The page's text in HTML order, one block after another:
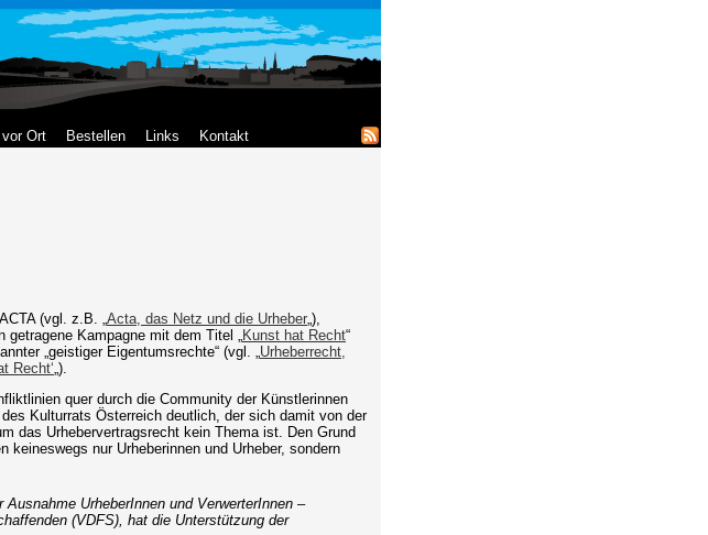
Ort Bestellen Links Kontakt
(vgl. z.B. „Acta, das Netz und die Urheber„),
getragene Kampagne mit dem Titel „Kunst hat Recht“
„geistiger Eigentumsrechte“ (vgl. „Urheberrecht,
Recht‘„).
quer durch die Community der Künstlerinnen
Kulturrats Österreich deutlich, der sich damit von der
das Urhebervertragsrecht kein Thema ist. Den Grund
nur Urheberinnen und Urheber, sondern
UrheberInnen und VerwerterInnen –
(VDFS), hat die Unterstützung der